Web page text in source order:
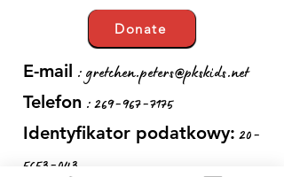
Donate
E-mail :gretchen.peters@pkskids.net
Telefon :269-967-7175
Identyfikator podatkowy: 20-
5653-043